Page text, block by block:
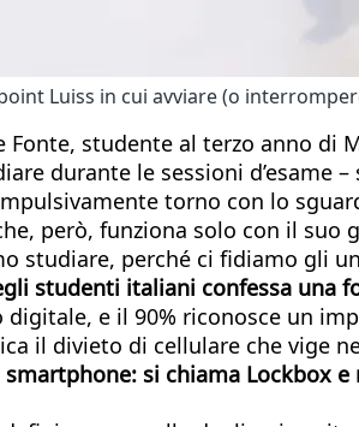
Luiss in cui avviare (o
Fonte, studente al terzo anno di
durante le sessioni d’esame
torno con lo
però, funziona solo con il suo
studiare, perché ci fidiamo gli
studenti italiani confessa una
e il 90% riconosce un
il divieto di cellulare che vige
si chiama Lockbox